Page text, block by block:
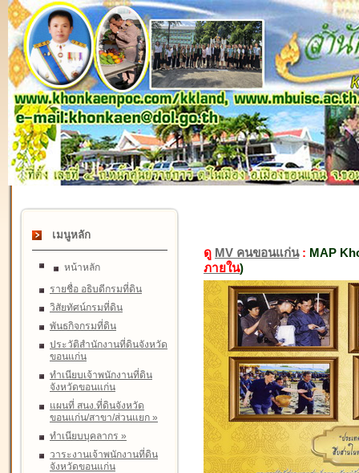
เมนูหลัก
หน้าหลัก
รายชื่อ อธิบดีกรมที่ดิน
วิสัยทัศน์กรมที่ดิน
พันธกิจกรมที่ดิน
ประวัติสำนักงานที่ดินจังหวัด
ขอนแก่น
ทำเนียบเจ้าพนักงานที่ดิน
จังหวัดขอนแก่น
แผนที่ สนง.ที่ดินจังหวัด
ขอนแก่น/สาขา/ส่วนแยก »
ทำเนียบบุคลากร »
วาระงานเจ้าพนักงานที่ดิน
จังหวัดขอนแก่น
ดู MV คนขอนแก่น: MAP
ภายใน)